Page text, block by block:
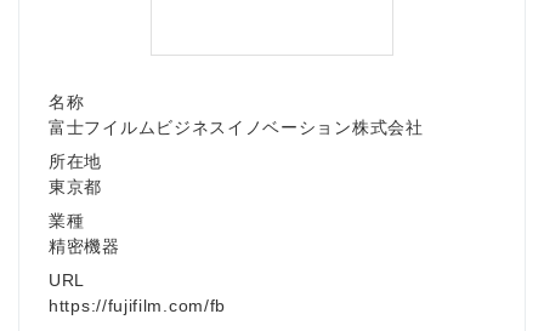
名称
富士フイルムビジネスイノベーション株式会社
所在地
東京都
業種
精密機器
URL
https://fujifilm.com/fb